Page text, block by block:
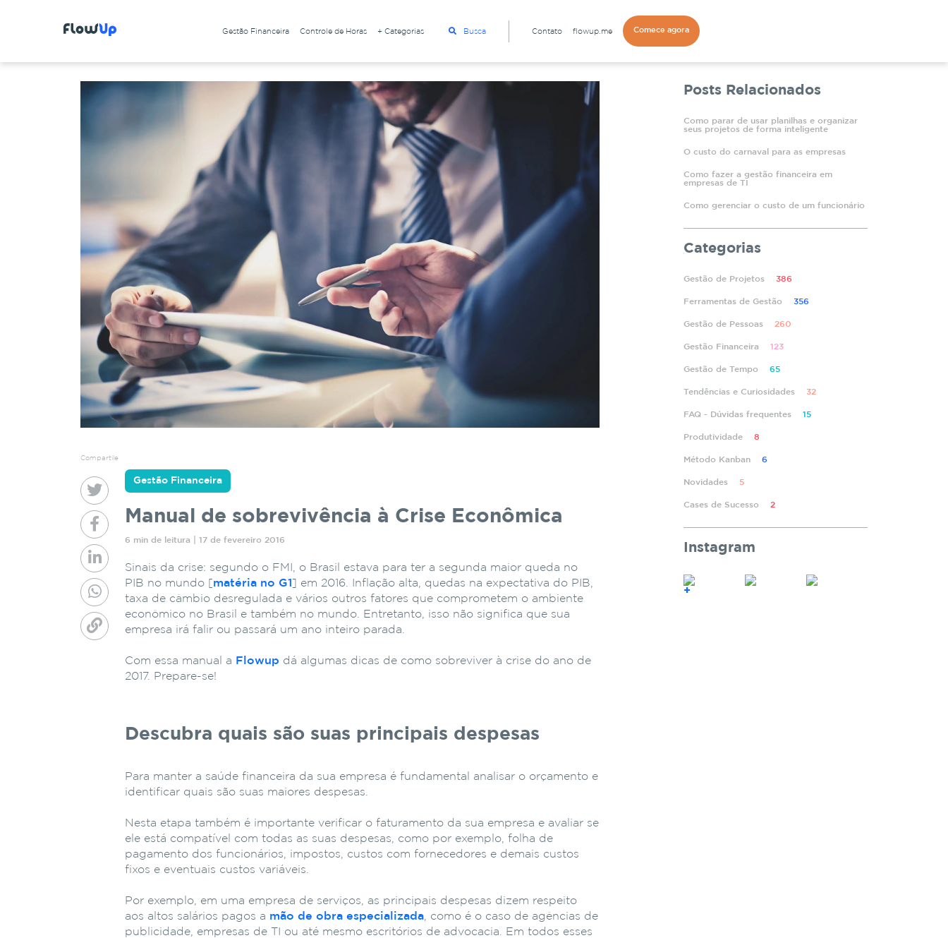
Gestão Financeira Controle de Horas + Categorias Busca Contato flowup.me Comece agora
Compartile
Gestão Financeira
Manual de sobrevivência à Crise Econômica
6 min de leitura | 17 de fevereiro 2016
Sinais da crise: segundo o FMI, o Brasil estava para ter a segunda maior queda no
PIB no mundo [matéria no G1 ] em 2016. Inflação alta, quedas na expectativa do PIB,
taxa de câmbio desregulada e vários outros fatores que comprometem o ambiente
econômico no Brasil e também no mundo. Entretanto, isso não significa que sua
empresa irá falir ou passará um ano inteiro parada.
Com essa manual a Flowup dá algumas dicas de como sobreviver à crise do ano de
2017. Prepare-se!
Descubra quais são suas principais despesas
Para manter a saúde financeira da sua empresa é fundamental analisar o orçamento e
identificar quais são suas maiores despesas.
Nesta etapa também é importante verificar o faturamento da sua empresa e avaliar se
ele está compatível com todas as suas despesas, como por exemplo, folha de
pagamento dos funcionários, impostos, custos com fornecedores e demais custos
fixos e eventuais custos variáveis.
Por exemplo, em uma empresa de serviços, as principais despesas dizem respeito
aos altos salários pagos a mão de obra especializada , como é o caso de agências de
publicidade, empresas de TI ou até mesmo escritórios de advocacia. Em todos esses
Posts Relacionados
Como parar de usar planilhas e organizar
seus projetos de forma inteligente
O custo do carnaval para as empresas
Como fazer a gestão financeira em
empresas de TI
Como gerenciar o custo de um funcionário
Categorias
Gestão de Projetos 386
Ferramentas de Gestão 356
Gestão de Pessoas 260
Gestão Financeira 123
Gestão de Tempo 65
Tendências e Curiosidades 32
FAQ - Dúvidas frequentes 15
Produtividade 8
Método Kanban 6
Novidades 5
Cases de Sucesso 2
Instagram
+